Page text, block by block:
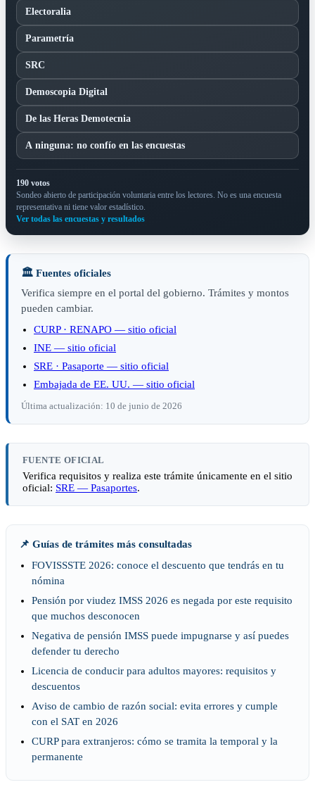
Electoralia
Parametría
SRC
Demoscopia Digital
De las Heras Demotecnia
A ninguna: no confío en las encuestas
190 votos
Sondeo abierto de participación voluntaria entre los lectores. No es una encuesta
representativa ni tiene valor estadístico.
Ver todas las encuestas y resultados
🏛️ Fuentes oficiales
Verifica siempre en el portal del gobierno. Trámites y montos
pueden cambiar.
CURP · RENAPO — sitio oficial
INE — sitio oficial
SRE · Pasaporte — sitio oficial
Embajada de EE. UU. — sitio oficial
Última actualización: 10 de junio de 2026
FUENTE OFICIAL
Verifica requisitos y realiza este trámite únicamente en el sitio
oficial: SRE — Pasaportes.
📌 Guías de trámites más consultadas
FOVISSSTE 2026: conoce el descuento que tendrás en tu
nómina
Pensión por viudez IMSS 2026 es negada por este requisito
que muchos desconocen
Negativa de pensión IMSS puede impugnarse y así puedes
defender tu derecho
Licencia de conducir para adultos mayores: requisitos y
descuentos
Aviso de cambio de razón social: evita errores y cumple
con el SAT en 2026
CURP para extranjeros: cómo se tramita la temporal y la
permanente